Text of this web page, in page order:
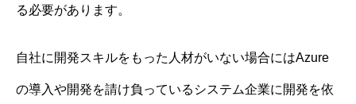
る必要があります。
自社に開発スキルをもった人材がいない場合にはAzure
の導入や開発を請け負っているシステム企業に開発を依